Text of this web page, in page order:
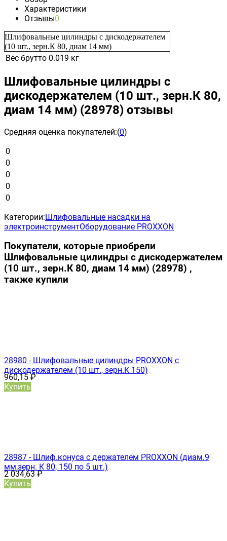
Характеристики
Отзывы0
Шлифовальные цилиндры с дискодержателем
(10 шт., зерн.К 80, диам 14 мм)
Вес брутто 0.019 кг
Шлифовальные цилиндры с
дискодержателем (10 шт., зерн.К 80,
диам 14 мм) (28978) отзывы
Средняя оценка покупателей:(0)
0
0
0
0
0
Категории:Шлифовальные насадки на
электроинструментОборудование PROXXON
Покупатели, которые приобрели
Шлифовальные цилиндры с дискодержателем
(10 шт., зерн.К 80, диам 14 мм) (28978) ,
также купили
28980 - Шлифовальные цилиндры PROXXON с
дискодержателем (10 шт., зерн.К 150)
960,15₽
Купить
28987 - Шлиф.конуса с держателем PROXXON (диам.9
мм,зерн. К 80, 150 по 5 шт.)
2 034,63₽
Купить